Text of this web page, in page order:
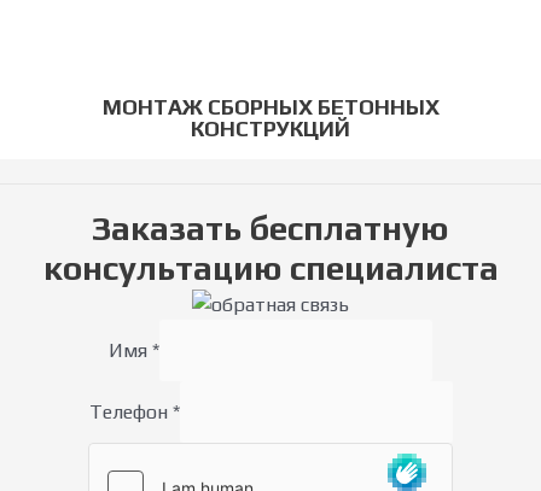
МОНТАЖ СБОРНЫХ БЕТОННЫХ
КОНСТРУКЦИЙ
Заказать бесплатную
консультацию специалиста
Имя *
Телефон *